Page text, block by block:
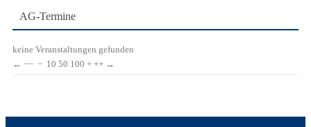
AG-Termine
keine Veranstaltungen gefunden
← −− − 10 50 100 + ++ →